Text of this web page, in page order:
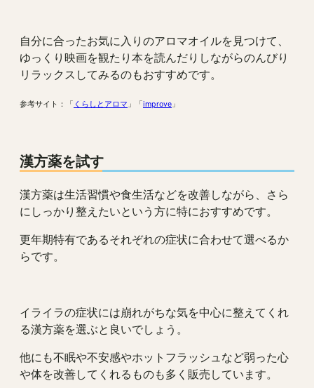
自分に合ったお気に入りのアロマオイルを見つけて、
ゆっくり映画を観たり本を読んだりしながらのんびり
リラックスしてみるのもおすすめです。
参考サイト：「 くらしとアロマ 」「 improve 」
漢方薬を試す
漢方薬は生活習慣や食生活などを改善しながら、さら
にしっかり整えたいという方に特におすすめです。
更年期特有であるそれぞれの症状に合わせて選べるか
らです。
イライラの症状には崩れがちな気を中心に整えてくれ
る漢方薬を選ぶと良いでしょう。
他にも不眠や不安感やホットフラッシュなど弱った心
や体を改善してくれるものも多く販売しています。